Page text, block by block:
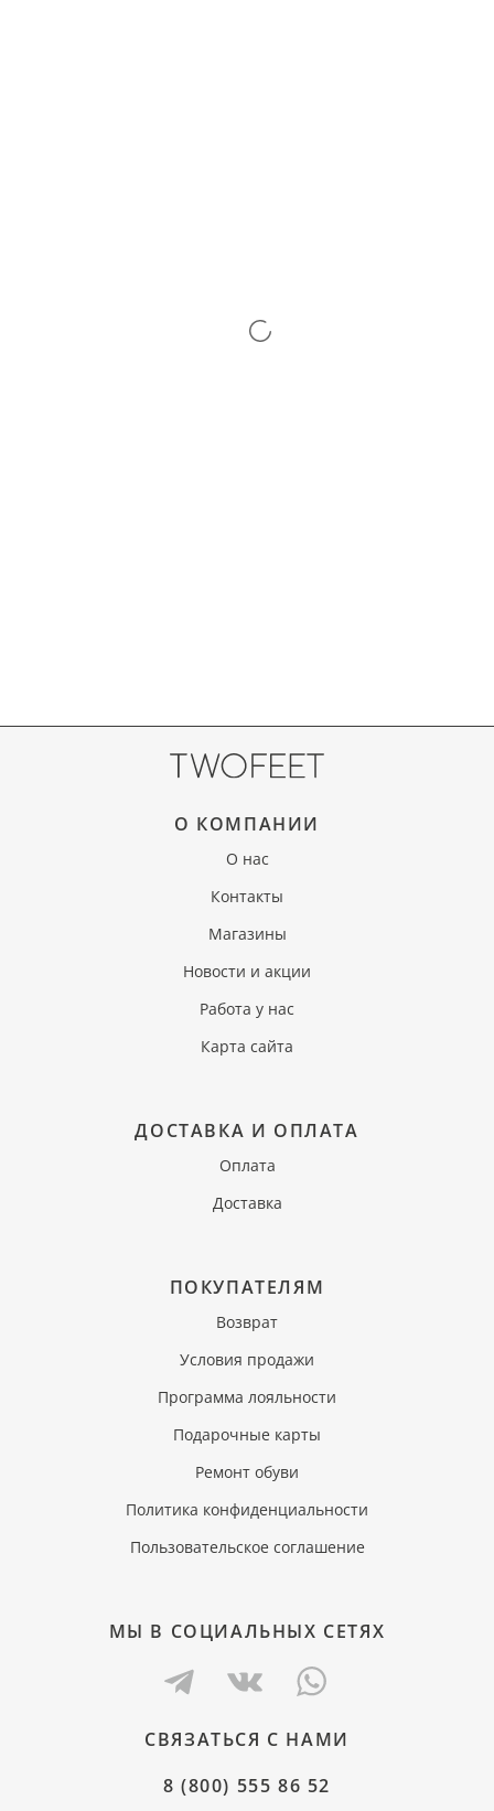
О КОМПАНИИ
О нас
Контакты
Магазины
Новости и акции
Работа у нас
Карта сайта
ДОСТАВКА И ОПЛАТА
Оплата
Доставка
ПОКУПАТЕЛЯМ
Возврат
Условия продажи
Программа лояльности
Подарочные карты
Ремонт обуви
Политика конфиденциальности
Пользовательское соглашение
МЫ В СОЦИАЛЬНЫХ СЕТЯХ
СВЯЗАТЬСЯ С НАМИ
8 (800) 555 86 52